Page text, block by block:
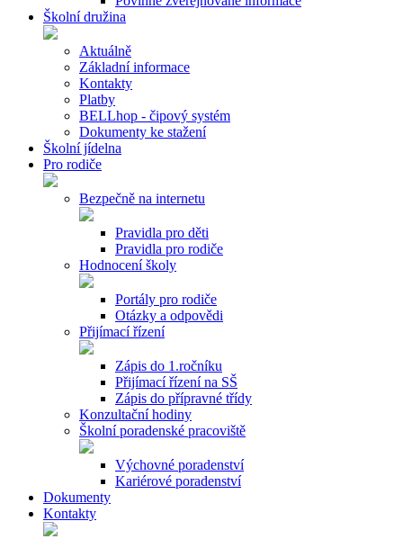
Školní družina
Aktuálně
Základní informace
Kontakty
Platby
BELLhop - čipový systém
Dokumenty ke stažení
Školní jídelna
Pro rodiče
Bezpečně na internetu
Pravidla pro děti
Pravidla pro rodiče
Hodnocení školy
Portály pro rodiče
Otázky a odpovědi
Přijímací řízení
Zápis do 1.ročníku
Přijímací řízení na SŠ
Zápis do přípravné třídy
Konzultační hodiny
Školní poradenské pracoviště
Výchovné poradenství
Kariérové poradenství
Dokumenty
Kontakty